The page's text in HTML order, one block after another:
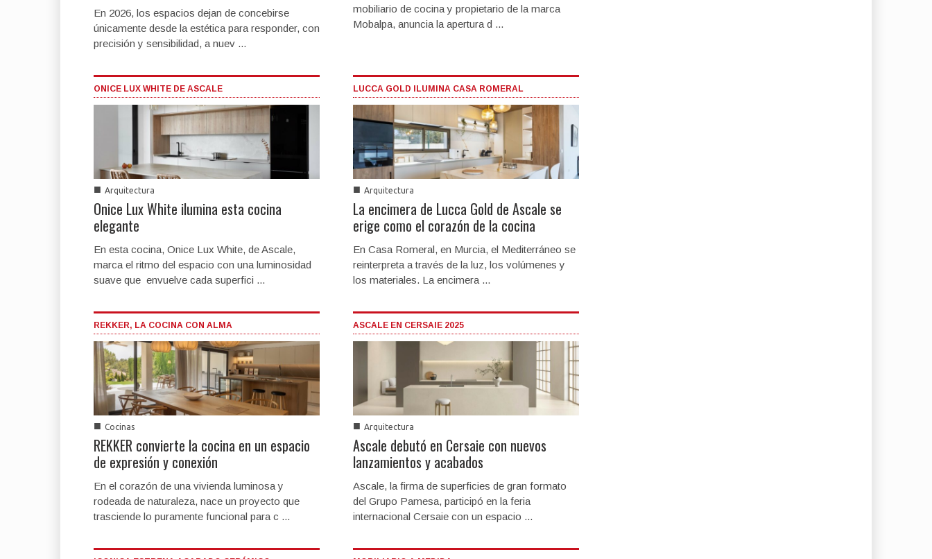
En 2026, los espacios dejan de concebirse
únicamente desde la estética para responder, con
precisión y sensibilidad, a nuev ...
mobiliario de cocina y propietario de la marca
Mobalpa, anuncia la apertura d ...
ONICE LUX WHITE DE ASCALE
■ Arquitectura
Onice Lux White ilumina esta cocina
elegante
En esta cocina, Onice Lux White, de Ascale,
marca el ritmo del espacio con una luminosidad
suave que envuelve cada superfici ...
LUCCA GOLD ILUMINA CASA ROMERAL
■ Arquitectura
La encimera de Lucca Gold de Ascale se
erige como el corazón de la cocina
En Casa Romeral, en Murcia, el Mediterráneo se
reinterpreta a través de la luz, los volúmenes y
los materiales. La encimera ...
REKKER, LA COCINA CON ALMA
■ Cocinas
REKKER convierte la cocina en un espacio
de expresión y conexión
En el corazón de una vivienda luminosa y
rodeada de naturaleza, nace un proyecto que
trasciende lo puramente funcional para c ...
ASCALE EN CERSAIE 2025
■ Arquitectura
Ascale debutó en Cersaie con nuevos
lanzamientos y acabados
Ascale, la firma de superficies de gran formato
del Grupo Pamesa, participó en la feria
internacional Cersaie con un espacio ...